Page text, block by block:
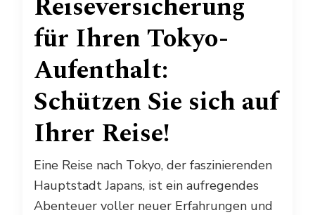
für Ihren Tokyo-
Aufenthalt:
Schützen Sie sich auf
Ihrer Reise!
Eine Reise nach Tokyo, der faszinierenden
Hauptstadt Japans, ist ein aufregendes
Abenteuer voller neuer Erfahrungen und